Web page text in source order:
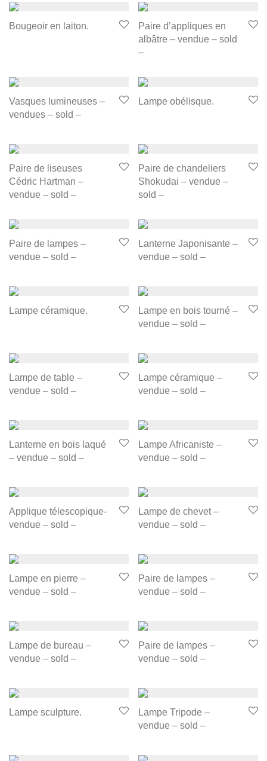
Bougeoir en laiton.
Paire d’appliques en
albâtre – vendue – sold
–
Vasques lumineuses –
vendues – sold –
Lampe obélisque.
Paire de liseuses
Cédric Hartman –
vendue – sold –
Paire de chandeliers
Shokudai – vendue –
sold –
Paire de lampes –
vendue – sold –
Lanterne Japonisante –
vendue – sold –
Lampe céramique.
Lampe en bois tourné –
vendue – sold –
Lampe de table –
vendue – sold –
Lampe céramique –
vendue – sold –
Lanterne en bois laqué
– vendue – sold –
Lampe Africaniste –
vendue – sold –
Applique télescopique-
vendue – sold –
Lampe de chevet –
vendue – sold –
Lampe en pierre –
vendue – sold –
Paire de lampes –
vendue – sold –
Lampe de bureau –
vendue – sold –
Paire de lampes –
vendue – sold –
Lampe sculpture.
Lampe Tripode –
vendue – sold –